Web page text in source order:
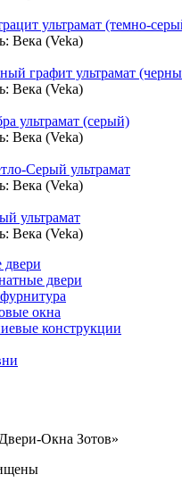
ультрамат (темно-
Века (Veka)
графит ультрамат
Века (Veka)
ультрамат (серый)
Века (Veka)
Серый ультрамат
Века (Veka)
ультрамат
Века (Veka)
двери
окна
конструкции
Окна Зотов»